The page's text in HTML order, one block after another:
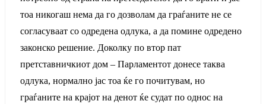
тоа никогаш нема да го дозволам да граѓаните не се
согласуваат со одредена одлука, а да помине одредено
законско решение. Доколку по втор пат
претставничкиот дом – Парламентот донесе таква
одлука, нормално јас тоа ќе го почитувам, но
граѓаните на крајот на денот ќе судат по однос на